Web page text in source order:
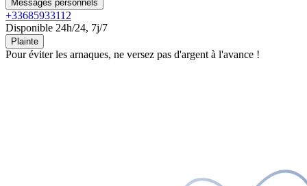
Messages personnels
+33685933112
Disponible 24h/24, 7j/7
Plainte
Pour éviter les arnaques, ne versez pas d'argent à l'avance !